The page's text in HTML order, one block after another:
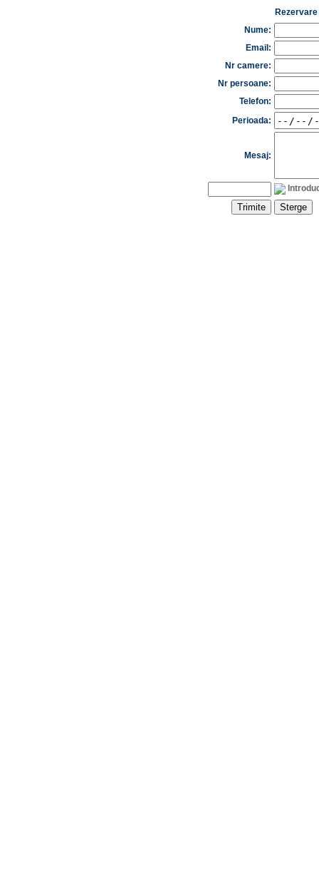
Nume:
Email:
Nr camere:
Nr persoane:
Telefon:
Perioada:
Mesaj: